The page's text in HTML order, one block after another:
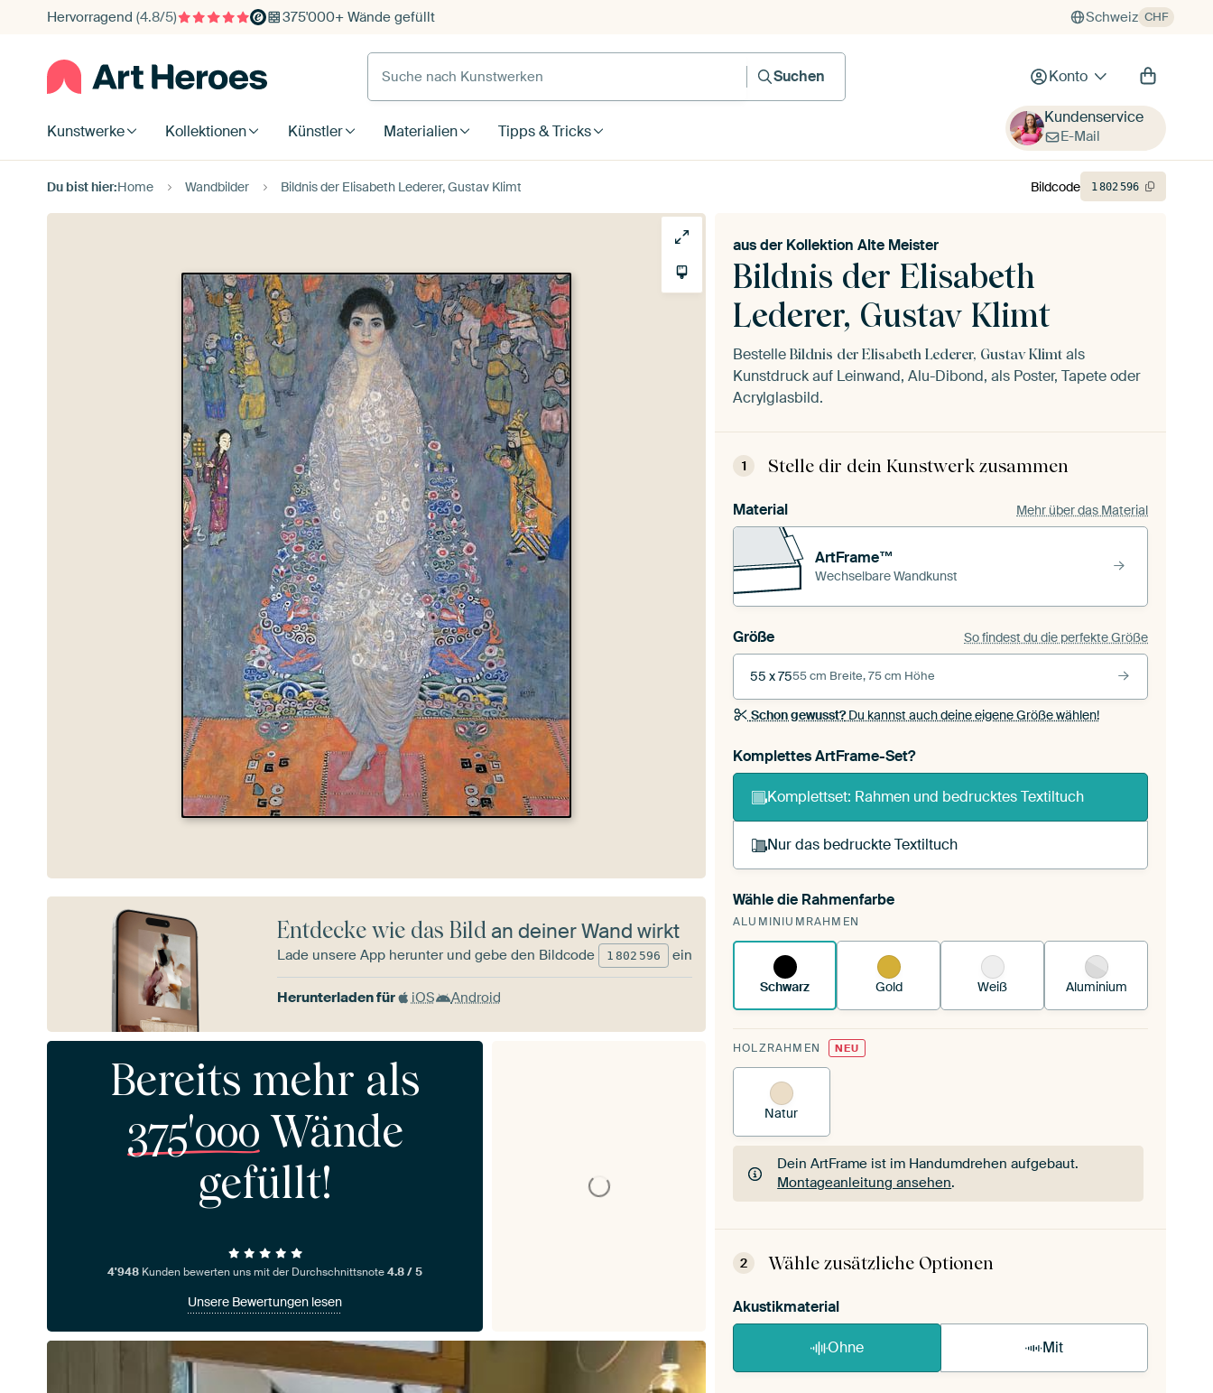
Hervorragend (4.8/5) 375'000+ Wände gefüllt Schweiz CHF
Suche nach Kunstwerken
Suchen
Konto
Kunstwerke Kollektionen Künstler Materialien Tipps & Tricks
Kundenservice
E-Mail
Du bist hier:Home Wandbilder Bildnis der Elisabeth Lederer, Gustav Klimt
Bildnis der Elisabeth
Lederer, Gustav Klimt
aus der Kollektion Alte Meister
Bestelle Bildnis der Elisabeth Lederer, Gustav Klimt als
Kunstdruck auf Leinwand, Alu-Dibond, als Poster, Tapete oder
Acrylglasbild.
1 Stelle dir dein Kunstwerk zusammen
Material Mehr über das Material
ArtFrame™
Wechselbare Wandkunst
Größe So findest du die perfekte Größe
55 x 7555 cm Breite, 75 cm Höhe
Schon gewusst?Du kannst auch deine eigene Größe wählen!
Komplettes ArtFrame-Set?
Komplettset: Rahmen und bedrucktes Textiltuch
Nur das bedruckte Textiltuch
Du spannst einen wechselbaren Textiltuch in deinen
vorhandenen ArtFrame™.
Wähle die Rahmenfarbe
ALUMINIUMRAHMEN
Schwarz Gold Weiß Aluminium
HOLZRAHMEN NEU
Natur
Dein ArtFrame ist im Handumdrehen aufgebaut.
Montageanleitung ansehen.
Dein ArtFrame ist im Handumdrehen aufgebaut.
2 Wähle zusätzliche Optionen
Akustikmaterial
Ohne Mit
Bildcode 1802596
Entdecke wie das Bildan deiner Wand wirkt
Lade unsere App herunter und gebe den Bildcode 1 802 596 ein
Herunterladen für iOS Android
Bereits mehr als
375'000 Wände
gefüllt!
4'948 Kunden bewerten uns mit der Durchschnittsnote4.8 / 5
Unsere Bewertungen lesen